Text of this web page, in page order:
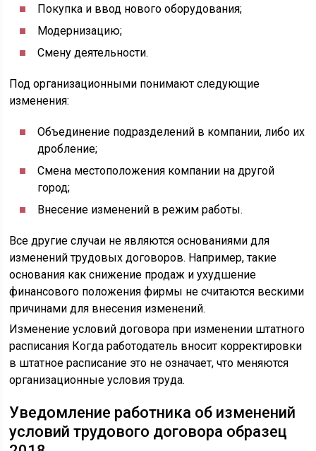
Покупка и ввод нового оборудования;
Модернизацию;
Смену деятельности.
Под организационными понимают следующие
изменения:
Объединение подразделений в компании, либо их
дробление;
Смена местоположения компании на другой
город;
Внесение изменений в режим работы.
Все другие случаи не являются основаниями для
изменений трудовых договоров. Например, такие
основания как снижение продаж и ухудшение
финансового положения фирмы не считаются вескими
причинами для внесения изменений.
Изменение условий договора при изменении штатного
расписания Когда работодатель вносит корректировки
в штатное расписание это не означает, что меняются
организационные условия труда.
Уведомление работника об изменений
условий трудового договора образец